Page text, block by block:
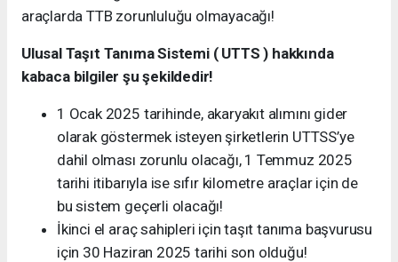
araçlarda TTB zorunluluğu olmayacağı!
Ulusal Taşıt Tanıma Sistemi ( UTTS ) hakkında
kabaca bilgiler şu şekildedir!
1 Ocak 2025 tarihinde, akaryakıt alımını gider
olarak göstermek isteyen şirketlerin UTTSS’ye
dahil olması zorunlu olacağı, 1 Temmuz 2025
tarihi itibarıyla ise sıfır kilometre araçlar için de
bu sistem geçerli olacağı!
İkinci el araç sahipleri için taşıt tanıma başvurusu
için 30 Haziran 2025 tarihi son olduğu!